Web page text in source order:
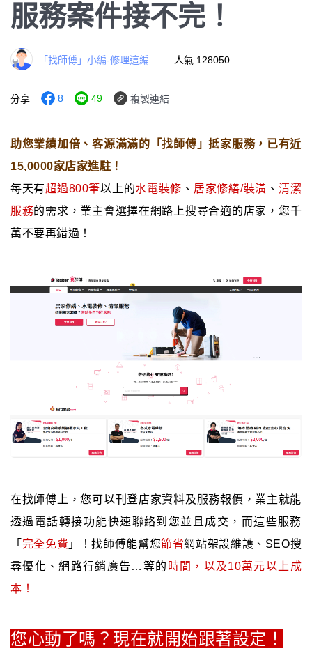
服務案件接不完！
「找師傅」小編-修理這編 人氣 128050
分享 8 49 複製連結
助您業績加倍、客源滿滿的「找師傅」抵家服務，已有近
15,0000家店家進駐！
每天有超過800筆以上的水電裝修 、 居家修繕/裝潢 、 清潔
服務的需求，業主會選擇在網路上搜尋合適的店家，您千
萬不要再錯過！
在找師傅上，您可以刊登店家資料及服務報價，業主就能
透過電話轉接功能快速聯絡到您並且成交，而這些服務
「 完全免費 」！找師傅能幫您節省網站架設維護、SEO搜
尋優化、網路行銷廣告…等的 時間，以及10萬元以上成
本！
您心動了嗎？現在就開始跟著設定！